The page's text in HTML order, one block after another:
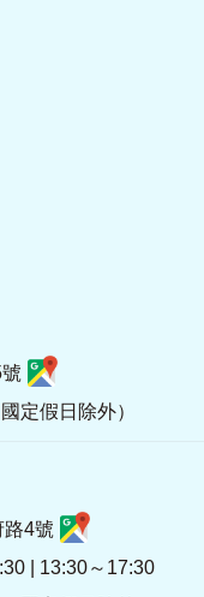
定假日除外）
4號
| 13:30～17:30